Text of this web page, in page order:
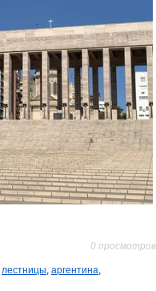
0 просмотров
лестницы, аргентина,